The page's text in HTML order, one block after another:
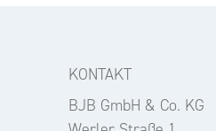
KONTAKT
BJB GmbH & Co. KG